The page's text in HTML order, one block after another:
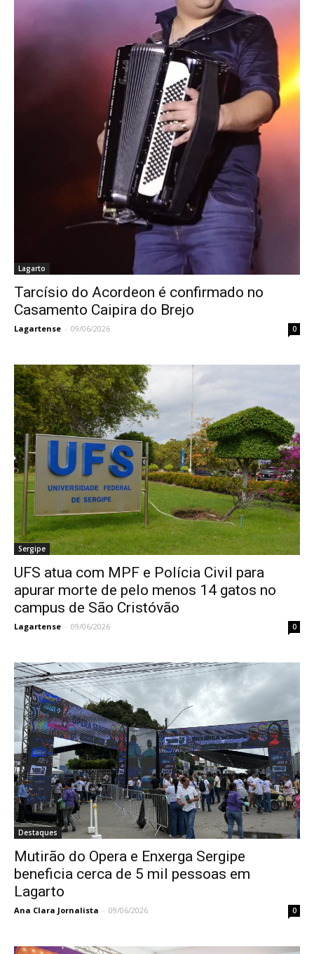
Lagarto
Tarcísio do Acordeon é confirmado no
Casamento Caipira do Brejo
Lagartense - 09/06/2026 0
Sergipe
UFS atua com MPF e Polícia Civil para
apurar morte de pelo menos 14 gatos no
campus de São Cristóvão
Lagartense - 09/06/2026 0
Destaques
Mutirão do Opera e Enxerga Sergipe
beneficia cerca de 5 mil pessoas em
Lagarto
Ana Clara Jornalista - 09/06/2026 0